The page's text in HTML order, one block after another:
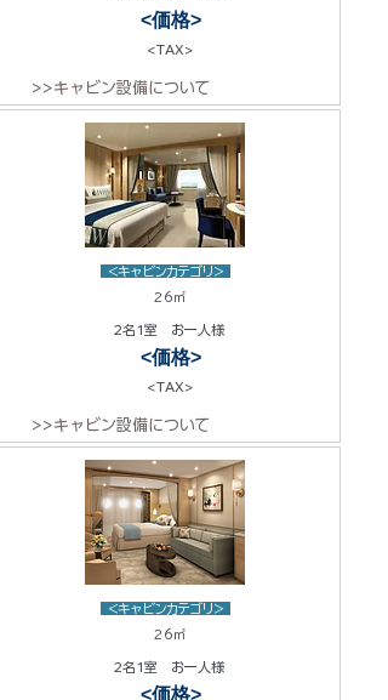
<価格>
<TAX>
>>キャビン設備について
<キャビンカテゴリ>
26㎡
2名1室 お一人様
<価格>
<TAX>
>>キャビン設備について
<キャビンカテゴリ>
26㎡
2名1室 お一人様
<価格>